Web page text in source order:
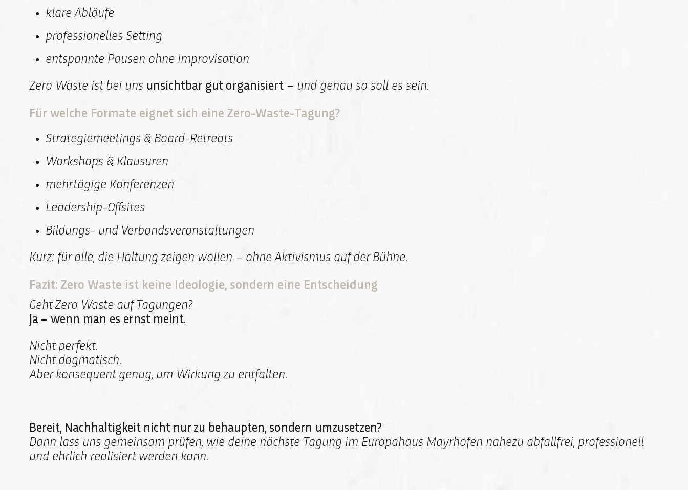
klare Abläufe
professionelles Setting
entspannte Pausen ohne Improvisation
Zero Waste ist bei uns unsichtbar gut organisiert – und genau so soll es sein.
Für welche Formate eignet sich eine Zero-Waste-Tagung?
Strategiemeetings & Board-Retreats
Workshops & Klausuren
mehrtägige Konferenzen
Leadership-Offsites
Bildungs- und Verbandsveranstaltungen
Kurz: für alle, die Haltung zeigen wollen – ohne Aktivismus auf der Bühne.
Fazit: Zero Waste ist keine Ideologie, sondern eine Entscheidung
Geht Zero Waste auf Tagungen?
Ja – wenn man es ernst meint.
Nicht perfekt.
Nicht dogmatisch.
Aber konsequent genug, um Wirkung zu entfalten.
Bereit, Nachhaltigkeit nicht nur zu behaupten, sondern umzusetzen?
Dann lass uns gemeinsam prüfen, wie deine nächste Tagung im Europahaus Mayrhofen nahezu abfallfrei, professionell
und ehrlich realisiert werden kann.